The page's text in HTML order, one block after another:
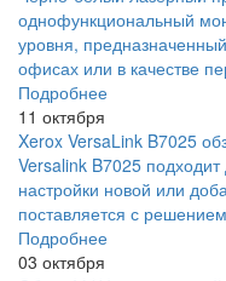
однофункциональный
уровня,
офисах или в качестве
Подробнее
11 октября
Xerox VersaLink B7025
Versalink B7025
настройки новой или
поставляется с
Подробнее
03 октября